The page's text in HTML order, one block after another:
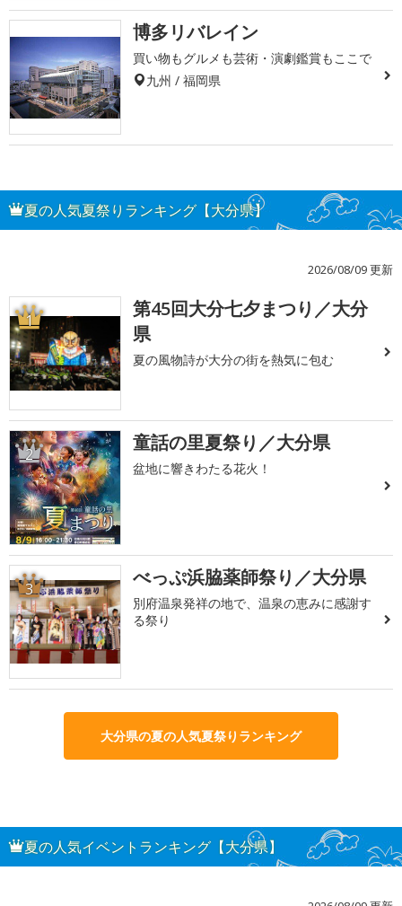
博多リバレイン
買い物もグルメも芸術・演劇鑑賞もここで
九州 / 福岡県
夏の人気夏祭りランキング【大分県】
2026/08/09 更新
1
第45回大分七夕まつり／大分
県
夏の風物詩が大分の街を熱気に包む
2 童話の里夏祭り／大分県
盆地に響きわたる花火！
3 べっぷ浜脇薬師祭り／大分県
別府温泉発祥の地で、温泉の恵みに感謝す
る祭り
大分県の夏の人気夏祭りランキング
夏の人気イベントランキング【大分県】